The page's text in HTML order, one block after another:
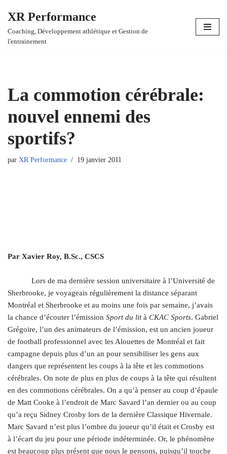
Aller
au
XR Performance
Coaching, Développement athlétique et Gestion de
l'entrainement
La commotion cérébrale:
nouvel ennemi des
sportifs?
par XR Performance 19 janvier 2011
Par Xavier Roy, B.Sc., CSCS
Lors de ma dernière session universitaire à l’Université de
Sherbrooke, je voyageais régulièrement la distance séparant
Montréal et Sherbrooke et au moins une fois par semaine, j’avais
la chance d’écouter l’émission Sport du lità CKAC Sports. Gabriel
Grégoire, l’un des animateurs de l’émission, est un ancien joueur
de football professionnel avec les Alouettes de Montréal et fait
campagne depuis plus d’un an pour sensibiliser les gens aux
dangers que représentent les coups à la tête et les commotions
cérébrales. On note de plus en plus de coups à la tête qui résultent
en des commotions cérébrales. On a qu’à penser au coup d’épaule
de Matt Cooke à l’endroit de Marc Savard l’an dernier ou au coup
qu’a reçu Sidney Crosby lors de la dernière Classique Hivernale.
Marc Savard n’est plus l’ombre du joueur qu’il était et Crosby est
à l’écart du jeu pour une période indéterminée. Or, le phénomène
est beaucoup plus présent que nous le pensons, puisqu’il touche